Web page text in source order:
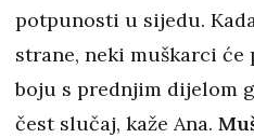
potpunosti u sijedu.
strane, neki muškarci
boju s prednjim dijelom
čest slučaj, kaže Ana.